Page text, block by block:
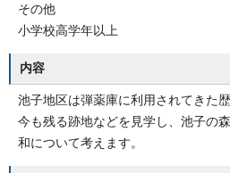
その他
小学校高学年以上
内容
池子地区は弾薬庫に利用されてきた
今も残る跡地などを見学し、池子の
和について考えます。